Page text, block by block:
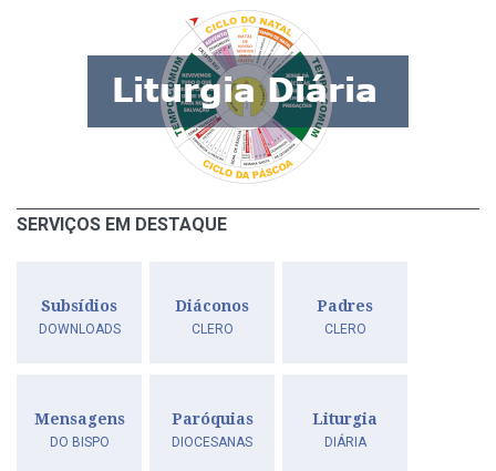
SERVIÇOS EM DESTAQUE
Subsídios
DOWNLOADS
Diáconos
CLERO
Padres
CLERO
Mensagens
DO BISPO
Paróquias
DIOCESANAS
Liturgia
DIÁRIA